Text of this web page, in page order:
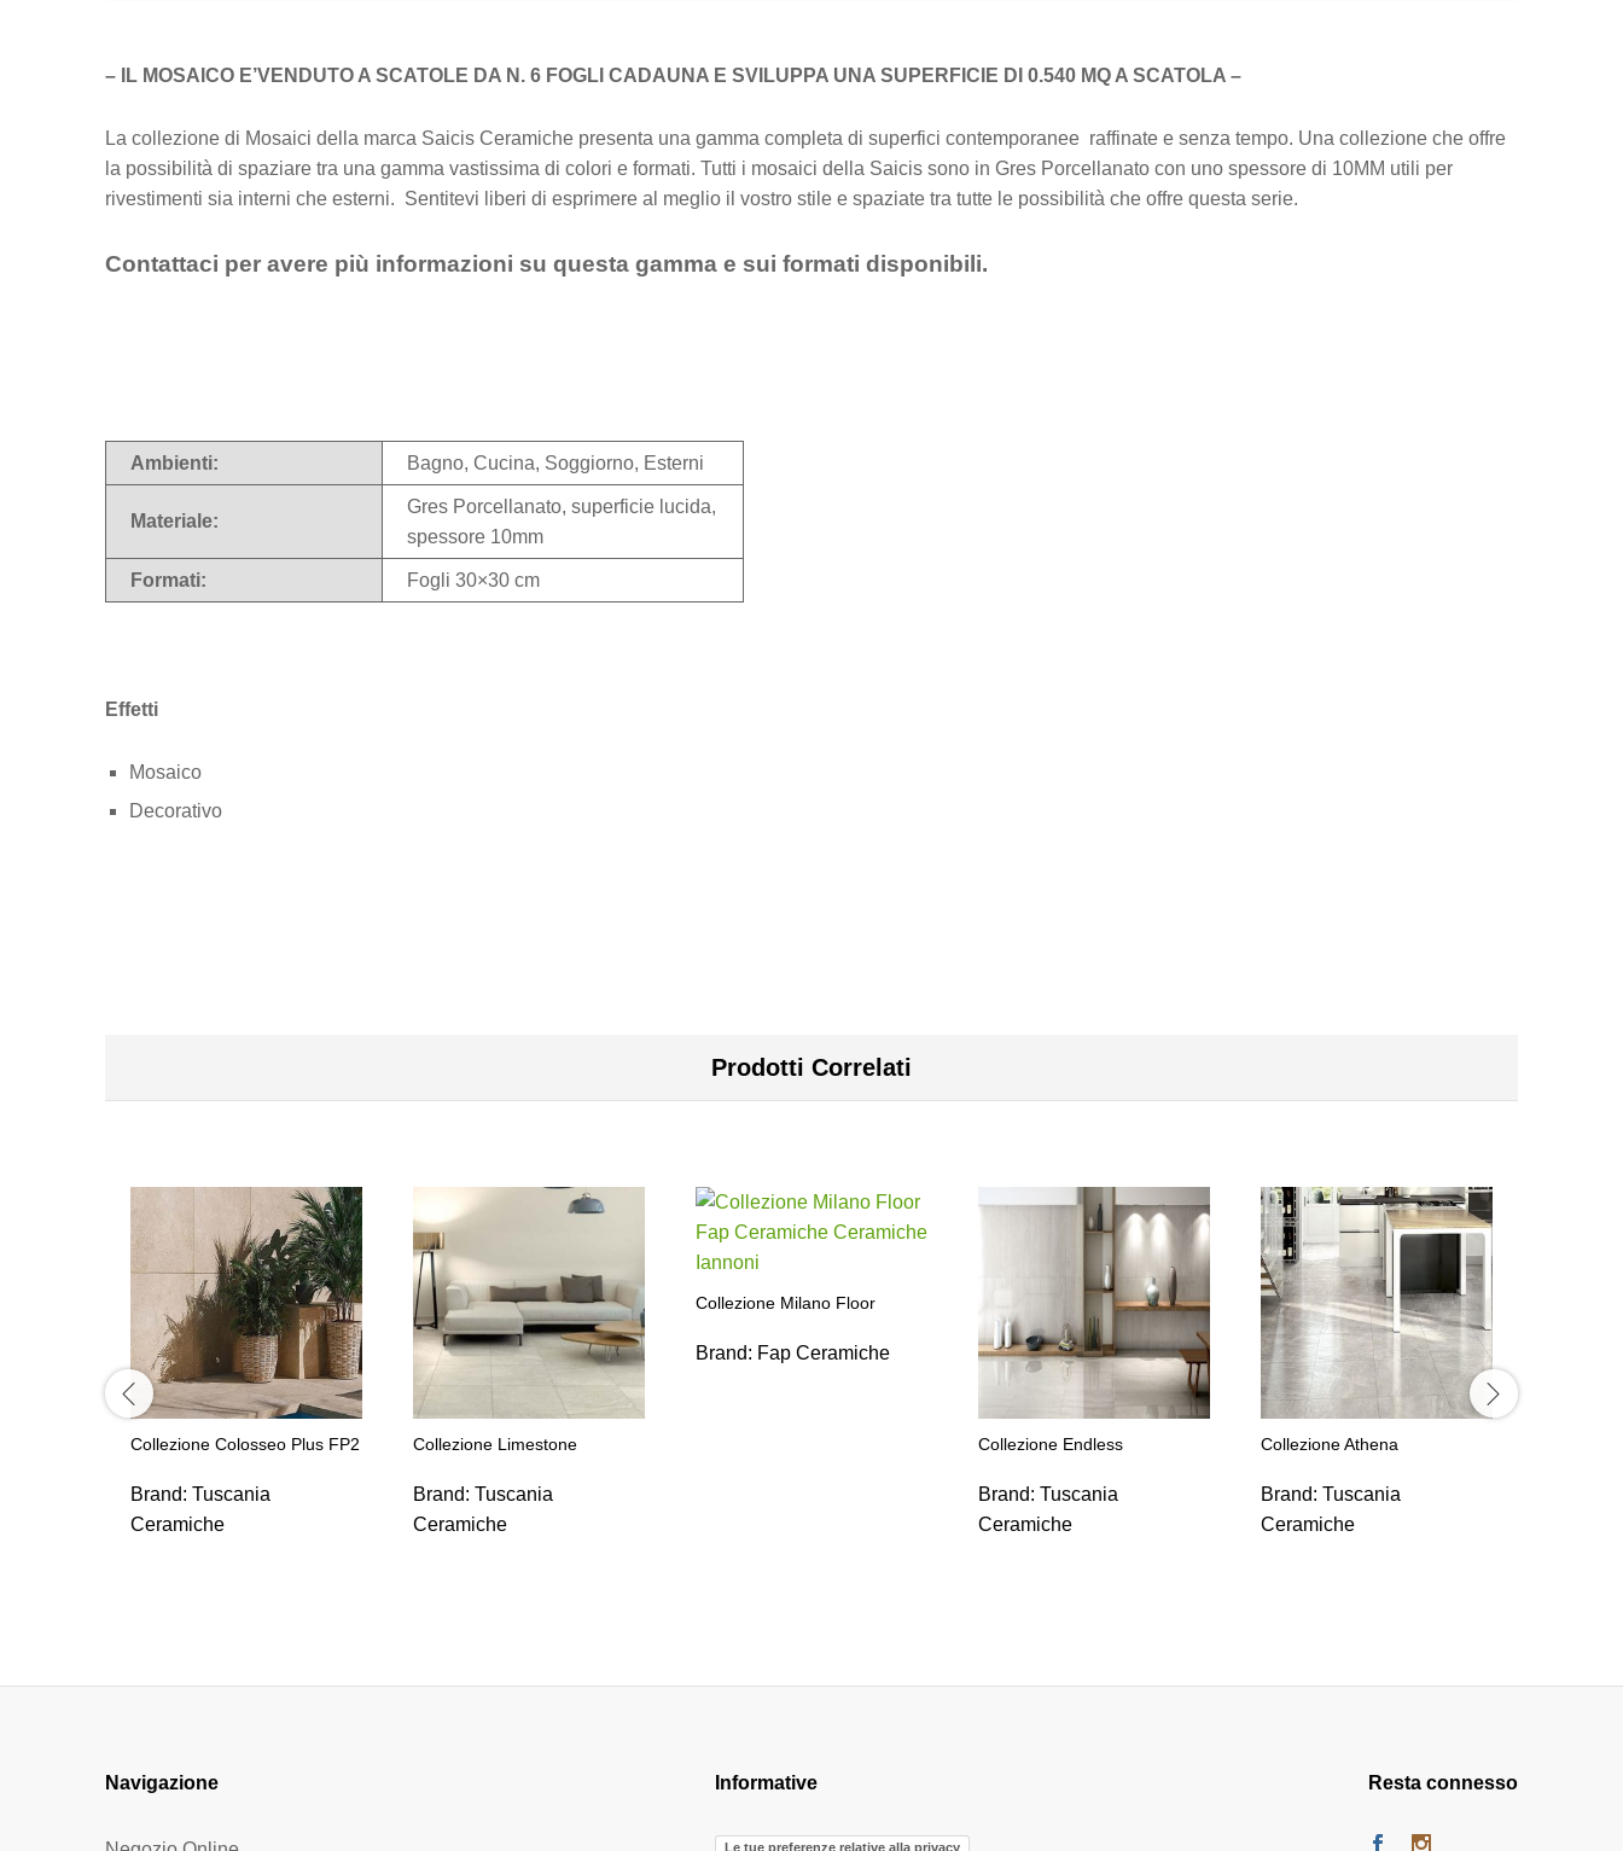
– IL MOSAICO E’VENDUTO A SCATOLE DA N. 6 FOGLI CADAUNA E SVILUPPA UNA SUPERFICIE DI 0.540 MQ A SCATOLA –
La collezione di Mosaici della marca Saicis Ceramiche presenta una gamma completa di superfici contemporanee raffinate e senza tempo. Una collezione che offre
la possibilità di spaziare tra una gamma vastissima di colori e formati. Tutti i mosaici della Saicis sono in Gres Porcellanato con uno spessore di 10MM utili per
rivestimenti sia interni che esterni. Sentitevi liberi di esprimere al meglio il vostro stile e spaziate tra tutte le possibilità che offre questa serie.
Contattaci per avere più informazioni su questa gamma e sui formati disponibili.
Ambienti: Bagno, Cucina, Soggiorno, Esterni
Materiale:
Gres Porcellanato, superficie lucida,
spessore 10mm
Formati: Fogli 30×30 cm
Effetti
Mosaico
Decorativo
Prodotti Correlati
Collezione Colosseo Plus FP2
Brand: Tuscania
Ceramiche
Collezione Limestone
Brand: Tuscania
Ceramiche
Collezione Milano Floor
Brand: Fap Ceramiche
Collezione Endless
Brand: Tuscania
Ceramiche
Collezione Athena
Brand: Tuscania
Ceramiche
Navigazione Informative
Le tue preferenze relative alla privacy
Resta connesso